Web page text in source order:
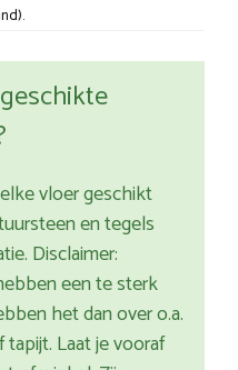
vloer geschikt
en tegels
Disclaimer:
een te sterk
het dan over o.a.
Laat je vooraf